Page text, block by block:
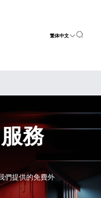
繁体中文
務
們提供的免費外